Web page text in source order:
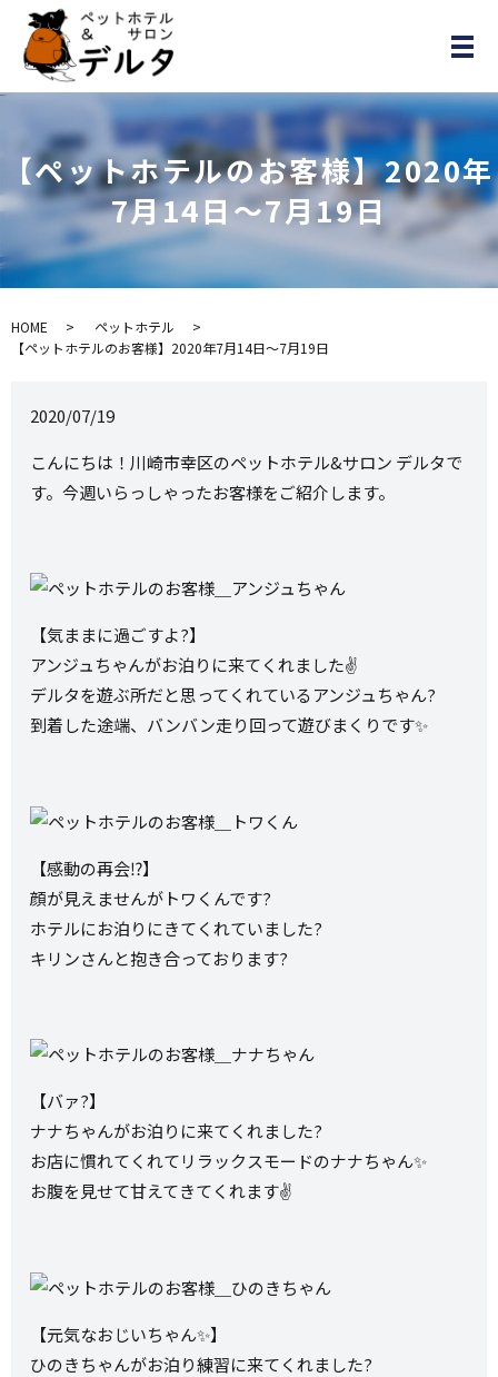
メ
【ペットホテルのお客様】2020年
7月14日～7月19日
HOME
ペットホテル
【ペットホテルのお客様】2020年7月14日～7月19日
2020/07/19
こんにちは！川崎市幸区のペットホテル&サロン デルタで
す。今週いらっしゃったお客様をご紹介します。
【気ままに過ごすよ?】
アンジュちゃんがお泊りに来てくれました✌️
デルタを遊ぶ所だと思ってくれているアンジュちゃん?
到着した途端、バンバン走り回って遊びまくりです✨
【感動の再会⁉️】
顔が見えませんがトワくんです?
ホテルにお泊りにきてくれていました?
キリンさんと抱き合っております?
【バァ?】
ナナちゃんがお泊りに来てくれました?
お店に慣れてくれてリラックスモードのナナちゃん✨
お腹を見せて甘えてきてくれます✌️
【元気なおじいちゃん✨】
ひのきちゃんがお泊り練習に来てくれました?